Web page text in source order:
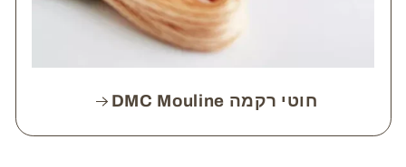
חוטי רקמה DMC Mouline